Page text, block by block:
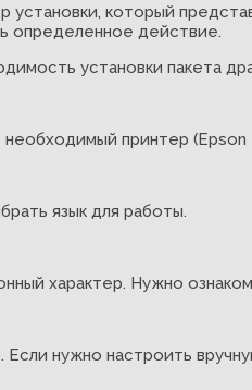
установки, который
определенное действие.
установки пакета
принтер (Epson
язык для работы.
характер. Нужно
нужно настроить